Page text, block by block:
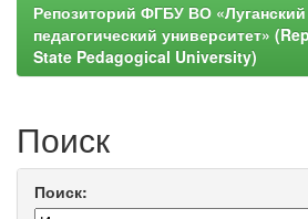
Репозиторий ФГБУ ВО
педагогический университет»
State Pedagogical University)
Поиск
Поиск: